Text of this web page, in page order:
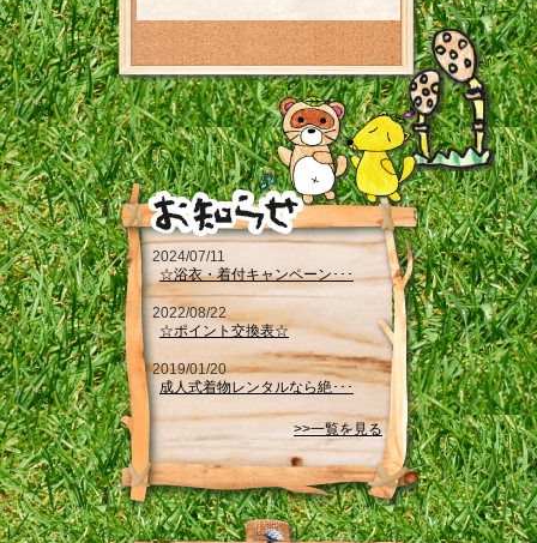
2024/07/11
☆浴衣・着付キャンペーン･･･
2022/08/22
☆ポイント交換表☆
2019/01/20
成人式着物レンタルなら絶･･･
>>一覧を見る